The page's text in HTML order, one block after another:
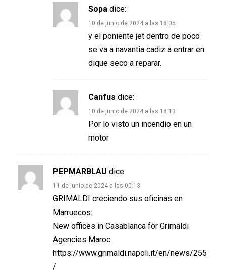
Sopa dice:
10 de junio de 2024 a las 18:05
y el poniente jet dentro de poco
se va a navantia cadiz a entrar en
dique seco a reparar.
Canfus dice:
10 de junio de 2024 a las 18:13
Por lo visto un incendio en un
motor
PEPMARBLAU dice:
11 de junio de 2024 a las 00:13
GRIMALDI creciendo sus oficinas en
Marruecos:
New offices in Casablanca for Grimaldi
Agencies Maroc
https://www.grimaldi.napoli.it/en/news/255
/